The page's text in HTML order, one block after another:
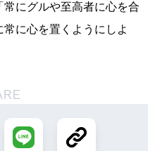
にグルや至高者に心を合
に心を置くようにしよ